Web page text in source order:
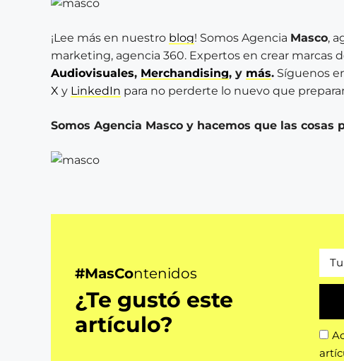
¡Lee más en nuestro blog! Somos Agencia Masco,
marketing, agencia 360. Expertos en crear marcas
Audiovisuales, Merchandising, y más. Síguenos
X y LinkedIn para no perderte lo nuevo que
Somos Agencia Masco y hacemos que las cosas
#MasContenidos
¿Te gustó este
artículo?